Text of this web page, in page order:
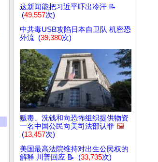
这新闻能把习近平吓出冷汗 📝
(49,557次)
中共毒USB攻陷日本自卫队 机密恐
外流 (39,380次)
贩毒、洗钱和向恐怖组织提供物资
一名中国公民向美司法部认罪 🖼️
(13,457次)
美国最高法院维持对出生公民权的
解释 川普回应 📝 (33,735次)